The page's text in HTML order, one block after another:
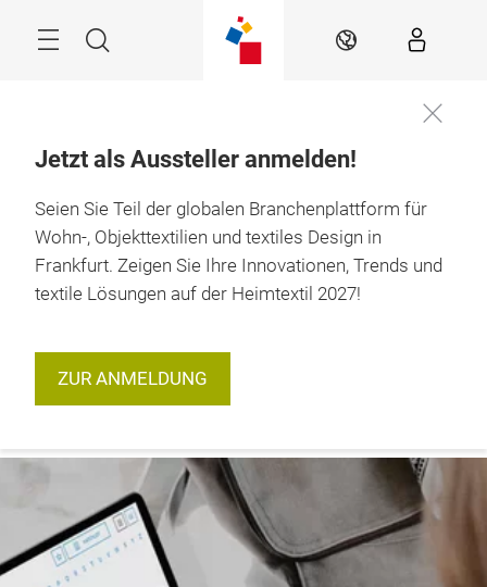
Suche DE
Jetzt als Aussteller anmelden!
Seien Sie Teil der globalen Branchenplattform für
Wohn-, Objekttextilien und textiles Design in
Frankfurt. Zeigen Sie Ihre Innovationen, Trends und
textile Lösungen auf der Heimtextil 2027!
ZUR ANMELDUNG
2027
Frankfurt am Main